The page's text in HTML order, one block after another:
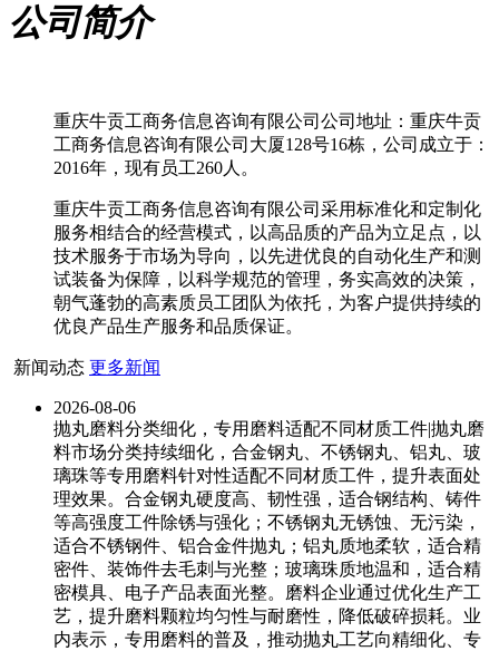
公司简介
重庆牛贡工商务信息咨询有限公司公司地址：重庆牛贡
工商务信息咨询有限公司大厦128号16栋，公司成立于：
2016年，现有员工260人。
重庆牛贡工商务信息咨询有限公司采用标准化和定制化
服务相结合的经营模式，以高品质的产品为立足点，以
技术服务于市场为导向，以先进优良的自动化生产和测
试装备为保障，以科学规范的管理，务实高效的决策，
朝气蓬勃的高素质员工团队为依托，为客户提供持续的
优良产品生产服务和品质保证。
新闻动态 更多新闻
2026-08-06
抛丸磨料分类细化，专用磨料适配不同材质工件|抛丸磨
料市场分类持续细化，合金钢丸、不锈钢丸、铝丸、玻
璃珠等专用磨料针对性适配不同材质工件，提升表面处
理效果。合金钢丸硬度高、韧性强，适合钢结构、铸件
等高强度工件除锈与强化；不锈钢丸无锈蚀、无污染，
适合不锈钢件、铝合金件抛丸；铝丸质地柔软，适合精
密件、装饰件去毛刺与光整；玻璃珠质地温和，适合精
密模具、电子产品表面光整。磨料企业通过优化生产工
艺，提升磨料颗粒均匀性与耐磨性，降低破碎损耗。业
内表示，专用磨料的普及，推动抛丸工艺向精细化、专